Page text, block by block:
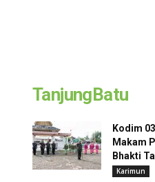
TanjungBatu
Kodim
Makam
Bhakti
Karimun